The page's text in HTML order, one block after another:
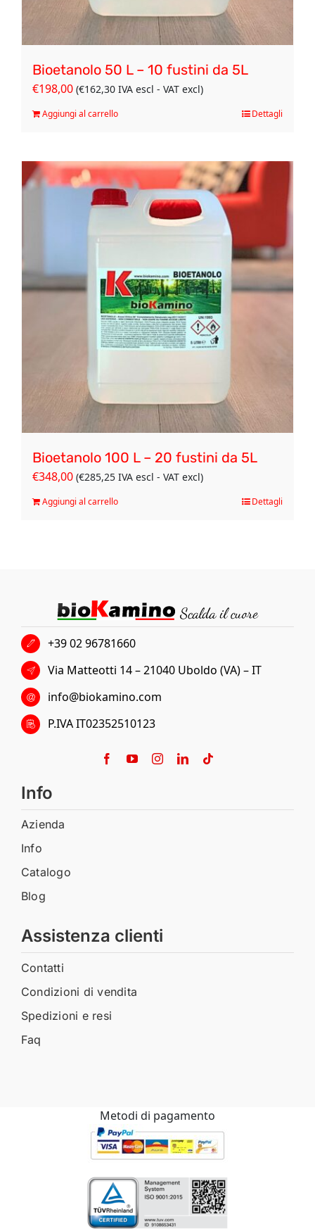
Bioetanolo 50 L – 10 fustini da 5L
€198,00 (€162,30 IVA escl - VAT excl)
Aggiungi al carrello Dettagli
Bioetanolo 100 L – 20 fustini da 5L
€348,00 (€285,25 IVA escl - VAT excl)
Aggiungi al carrello Dettagli
+39 02 96781660
Via Matteotti 14 – 21040 Uboldo (VA) – IT
info@biokamino.com
P.IVA IT02352510123
Info
Azienda
Info
Catalogo
Blog
Assistenza clienti
Contatti
Condizioni di vendita
Spedizioni e resi
Faq
Metodi di pagamento